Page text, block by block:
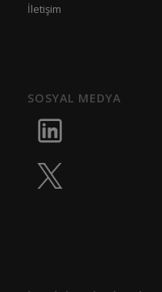
İletişim
SOSYAL MEDYA